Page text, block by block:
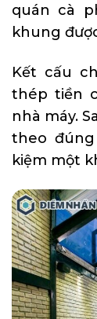
quán cà
khung
Kết cấu
thép tiền
nhà máy.
theo
kiệm một